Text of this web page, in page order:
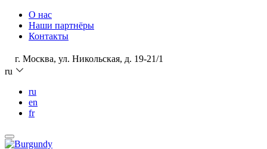
О нас
Наши партнёры
Контакты
г. Москва, ул. Никольская, д. 19-21/1
ru
ru
en
fr